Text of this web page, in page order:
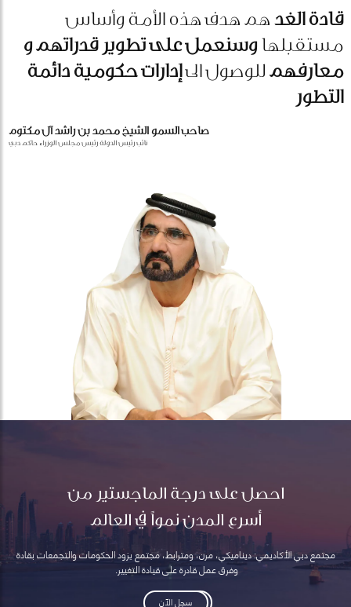
قادة الغدهم هدف هذه الأمة وأساس
مستقبلهاوسنعمل على تطوير قدراتهم و
معارفهمللوصول الىإدارات حكومية دائمة
التطور
صاحب السمو الشيخ محمد بن راشد آل مكتوم
نائب رئيس الدولة رئيس مجلس الوزراء حاكم دبي
احصل على درجة الماجستير من
أسرع المدن نمواً في العالم
مجتمع دبي الأكاديمي: ديناميكي، مرن، ومترابط، مجتمع يزود الحكومات والتجمعات بقادة
وفرق عمل قادرة على قيادة التغيير.
سجل الآن